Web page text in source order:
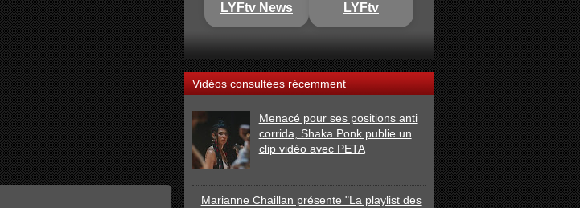
LYFtv News
LYFtv
Vidéos consultées récemment
Menacé pour ses positions anti
corrida, Shaka Ponk publie un
clip vidéo avec PETA
Marianne Chaillan présente "La playlist des